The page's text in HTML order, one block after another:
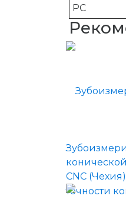
PC
CNC (Чехия)